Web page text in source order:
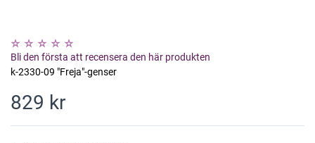
Bli den första att recensera den här produkten
k-2330-09 "Freja"-genser
829 kr